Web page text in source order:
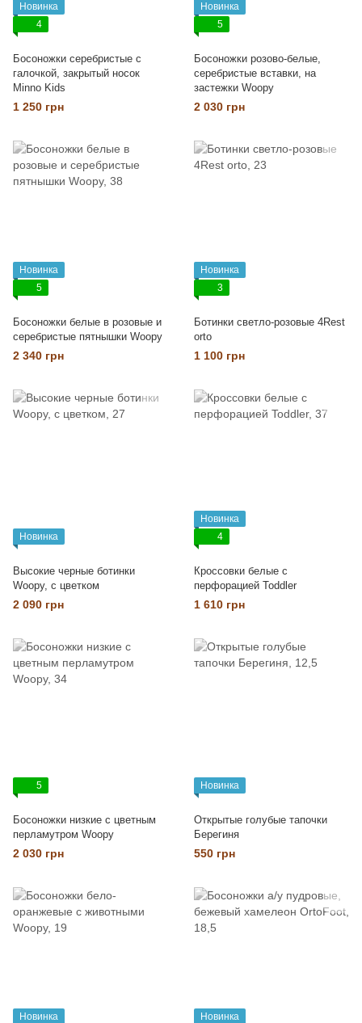
Новинка
4
Босоножки серебристые с
галочкой, закрытый носок
Minno Kids
1 250 грн
Новинка
5
Босоножки розово-белые,
серебристые вставки, на
застежки Woopy
2 030 грн
Новинка
5
Босоножки белые в розовые и
серебристые пятнышки Woopy
2 340 грн
Новинка
3
Ботинки светло-розовые 4Rest
orto
1 100 грн
Новинка
Высокие черные ботинки
Woopy, с цветком
2 090 грн
Новинка
4
Кроссовки белые с
перфорацией Toddler
1 610 грн
5
Босоножки низкие с цветным
перламутром Woopy
2 030 грн
Новинка
Открытые голубые тапочки
Берегиня
550 грн
Новинка
Новинка